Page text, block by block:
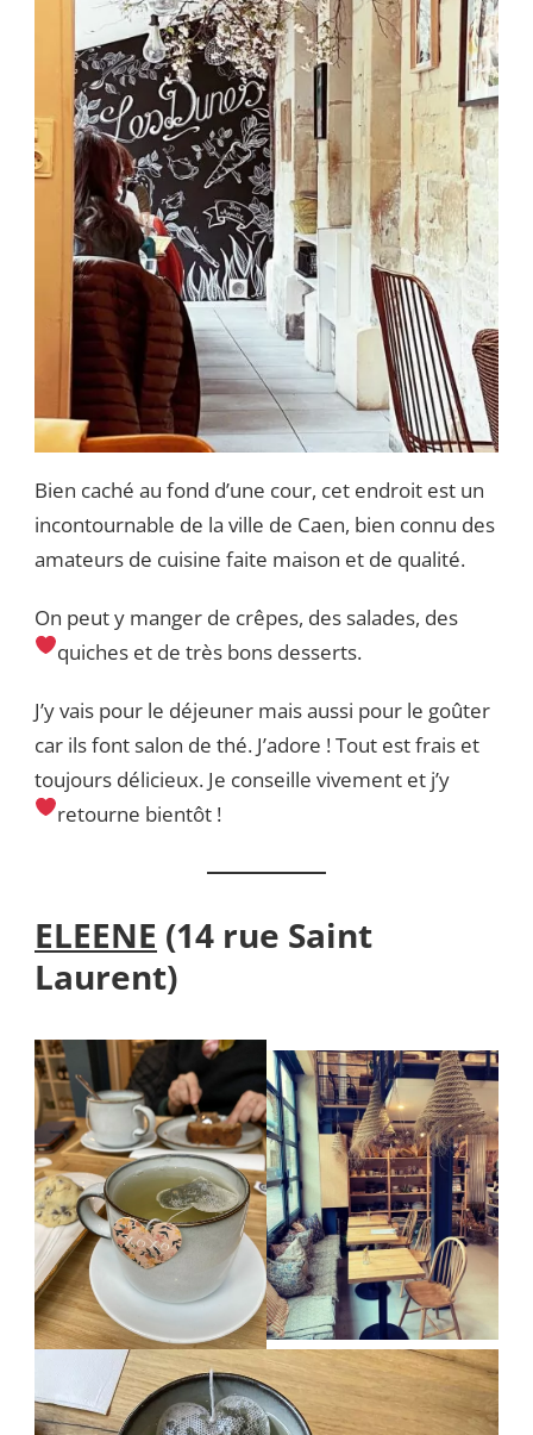
Bien caché au fond d’une cour, cet endroit est un
incontournable de la ville de Caen, bien connu des
amateurs de cuisine faite maison et de qualité.
On peut y manger de crêpes, des salades, des
quiches et de très bons desserts.
J’y vais pour le déjeuner mais aussi pour le goûter
car ils font salon de thé. J’adore ! Tout est frais et
toujours délicieux. Je conseille vivement et j’y
retourne bientôt !
ELEENE (14 rue Saint
Laurent)